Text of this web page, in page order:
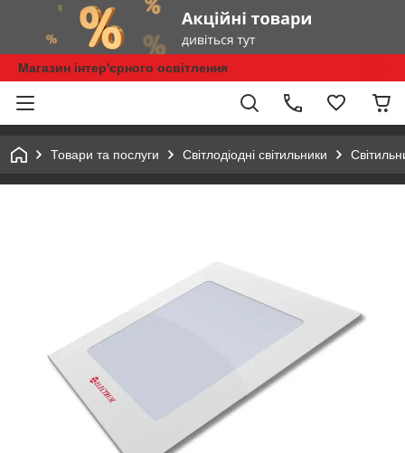
Магазин інтер'єрного освітлення
Товари та послуги Світлодіодні світильники